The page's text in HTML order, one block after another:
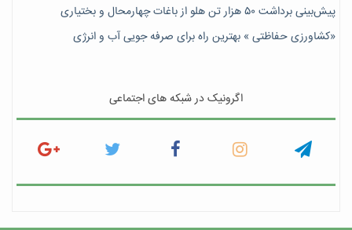
پیش‎‌بینی برداشت ۵۰ هزار تن هلو از باغات چهارمحال و بختیاری
«کشاورزی حفاظتی » بهترین راه برای صرفه جویی آب و انرژی
اگرونیک در شبکه های اجتماعی